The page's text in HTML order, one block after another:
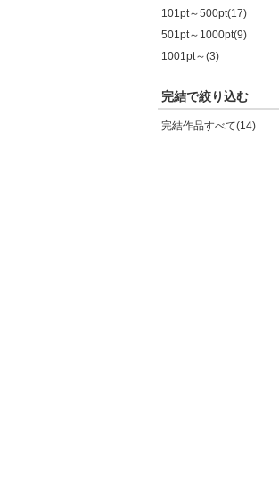
101pt～500pt(17)
501pt～1000pt(9)
1001pt～(3)
完結で絞り込む
完結作品すべて(14)